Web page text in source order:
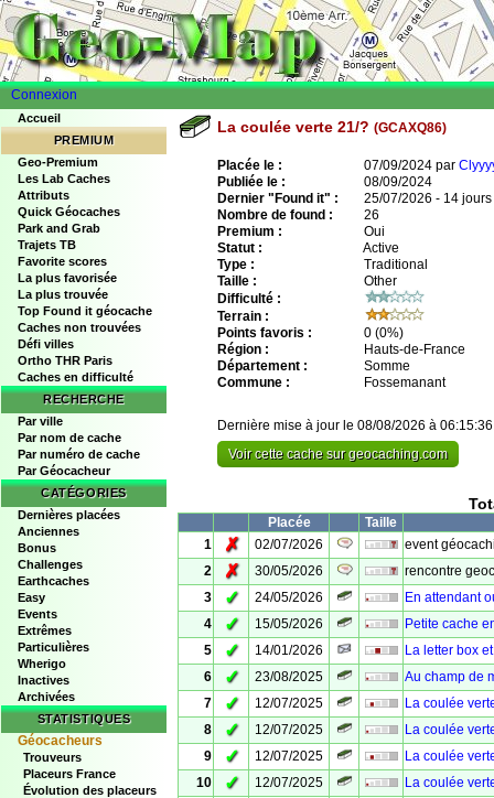
Connexion
Accueil
PREMIUM
Geo-Premium
Les Lab Caches
Attributs
Quick Géocaches
Park and Grab
Trajets TB
Favorite scores
La plus favorisée
La plus trouvée
Top Found it géocache
Caches non trouvées
Défi villes
Ortho THR Paris
Caches en difficulté
RECHERCHE
Par ville
Par nom de cache
Par numéro de cache
Par Géocacheur
CATÉGORIES
Dernières placées
Anciennes
Bonus
Challenges
Earthcaches
Easy
Events
Extrêmes
Particulières
Wherigo
Inactives
Archivées
STATISTIQUES
Géocacheurs
Trouveurs
Placeurs France
Évolution des placeurs
La coulée verte 21/? (GCAXQ86)
Placée le : 07/09/2024 par
Publiée le :
08/09/2024
Dernier "Found it" :
25/07/2026 - 14 jours
Nombre de found :
26
Premium :
Oui
Statut :
Active
Type :
Traditional
Taille :
Other
Difficulté :
Terrain :
Points favoris :
0 (0%)
Région :
Hauts-de-France
Département :
Somme
Commune :
Fossemanant
Dernière mise à jour le 08/08/2026 à 06:15:36
Voir cette cache sur geocaching.com
Placée
Taille
1
✗ 02/07/2026
event
2
✗ 30/05/2026
rencontre
3
✓ 24/05/2026
En attendant
4
✓ 15/05/2026
Petite cache
5
✓ 14/01/2026
La letter box
6
✓ 23/08/2025
Au champ de
7
✓ 12/07/2025
La coulée
8
✓ 12/07/2025
La coulée
9
✓ 12/07/2025
La coulée
10
✓ 12/07/2025
La coulée